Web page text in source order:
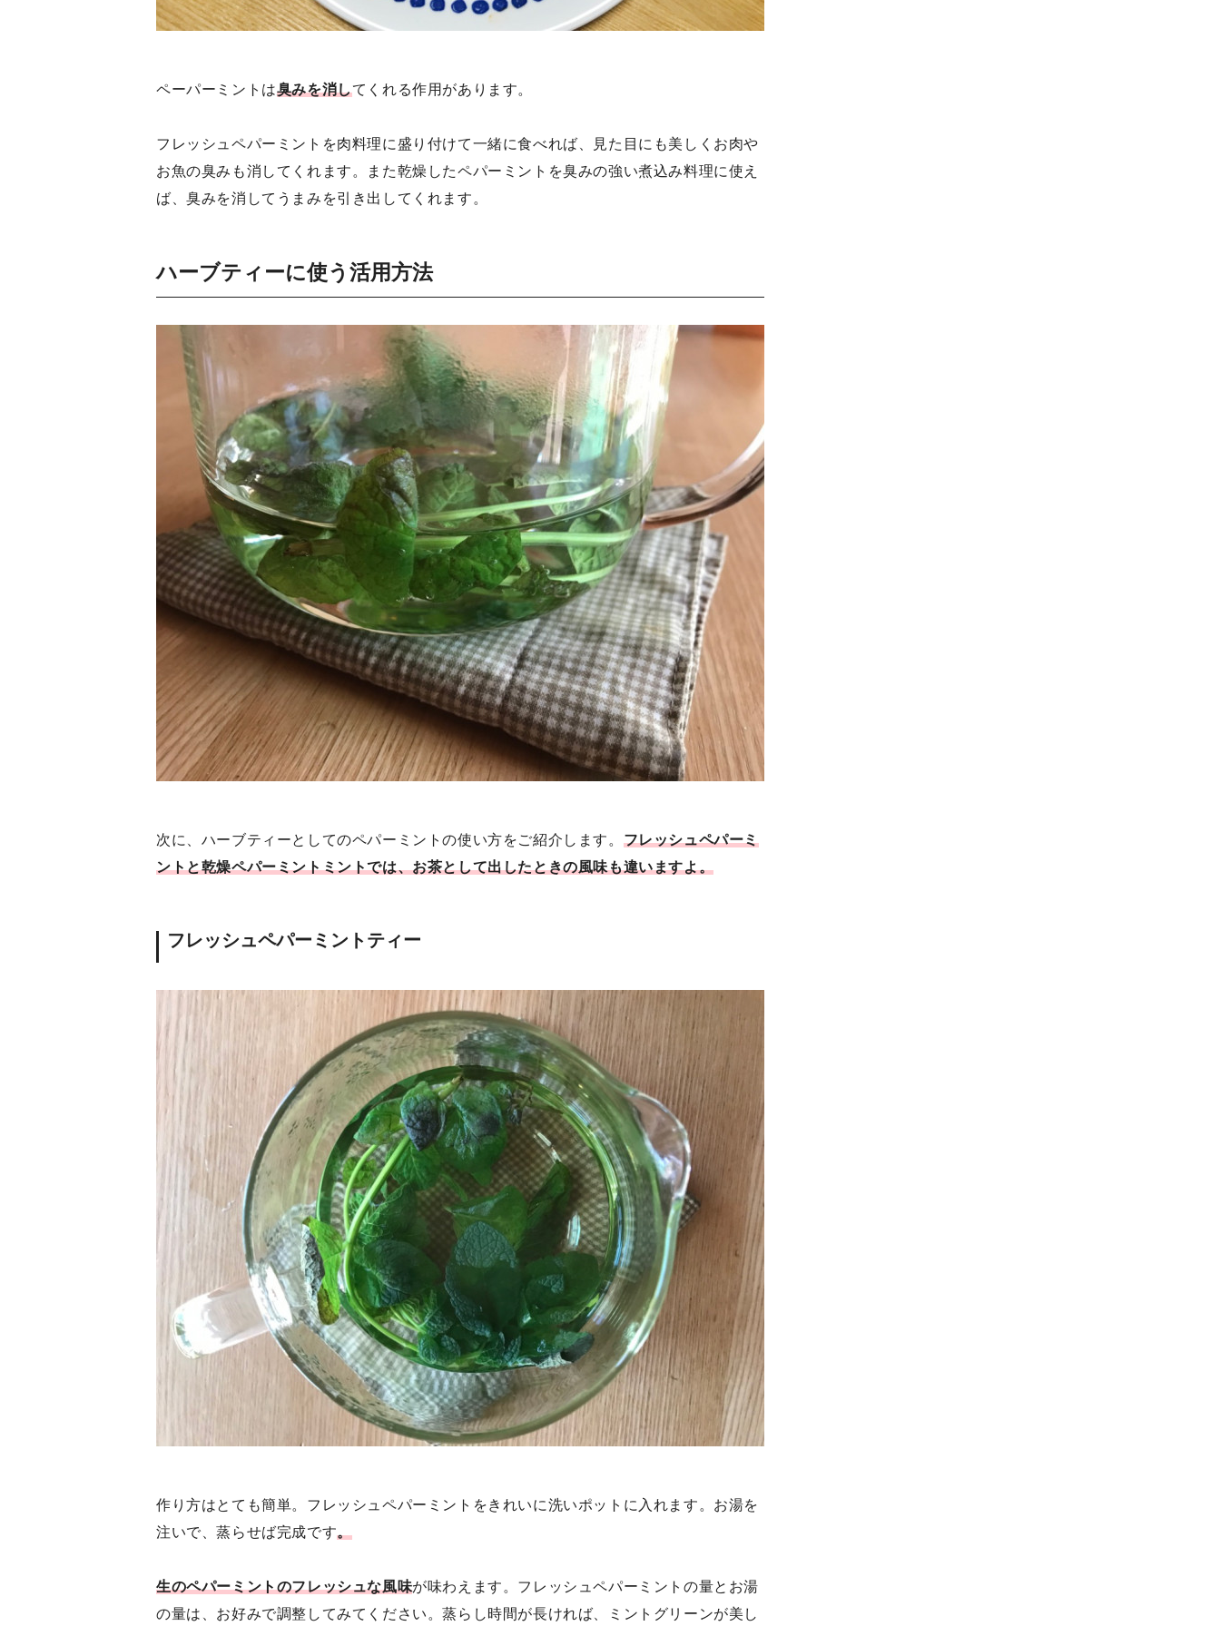
ペーパーミントは臭みを消してくれる作用があります。
フレッシュペパーミントを肉料理に盛り付けて一緒に食べれば、見た目にも美しくお肉や
お魚の臭みも消してくれます。また乾燥したペパーミントを臭みの強い煮込み料理に使え
ば、臭みを消してうまみを引き出してくれます。
ハーブティーに使う活用方法
次に、ハーブティーとしてのペパーミントの使い方をご紹介します。 フレッシュペパーミ
ントと乾燥ペパーミントミントでは、お茶として出したときの風味も違いますよ。
フレッシュペパーミントティー
作り方はとても簡単。フレッシュペパーミントをきれいに洗いポットに入れます。お湯を
注いで、蒸らせば完成です。
生のペパーミントのフレッシュな風味が味わえます。フレッシュペパーミントの量とお湯
の量は、お好みで調整してみてください。蒸らし時間が長ければ、ミントグリーンが美し